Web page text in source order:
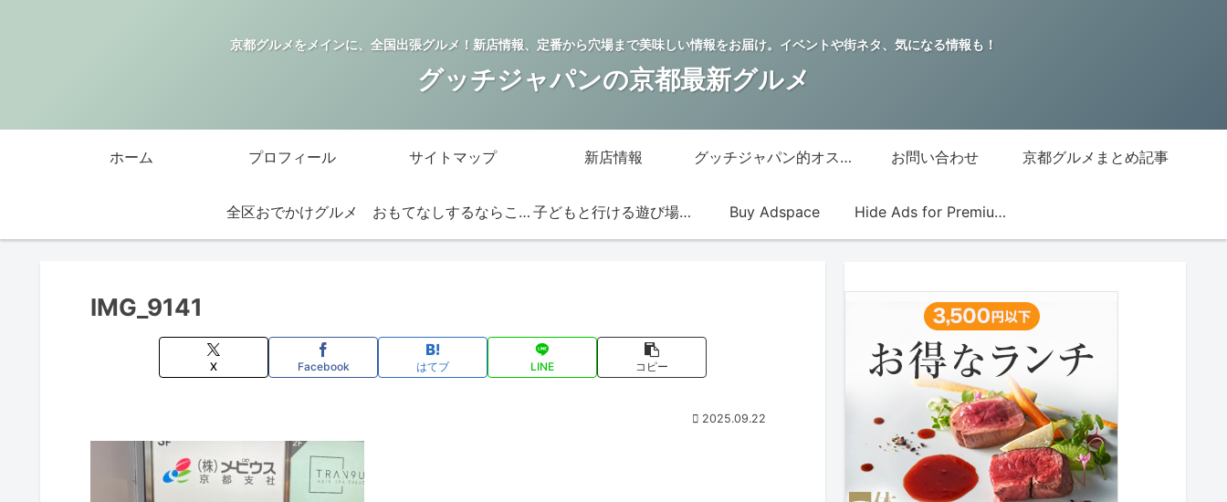
京都グルメをメインに、全国出張グルメ！新店情報、定番から穴場まで美味しい情報をお届け。イベントや街ネタ、気になる情報も！
グッチジャパンの京都最新グルメ
ホーム プロフィール サイトマップ 新店情報 グッチジャパン的オススメ店 お問い合わせ 京都グルメまとめ記事
全区おでかけグルメ おもてなしするならこの店 子どもと行ける遊び場・お店 Buy Adspace Hide Ads for Premium Members
IMG_9141
X Facebook はてブ LINE コピー
2025.09.22